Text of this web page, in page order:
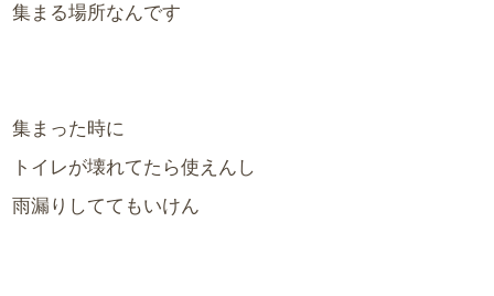
集まる場所なんです
集まった時に
トイレが壊れてたら使えんし
雨漏りしててもいけん